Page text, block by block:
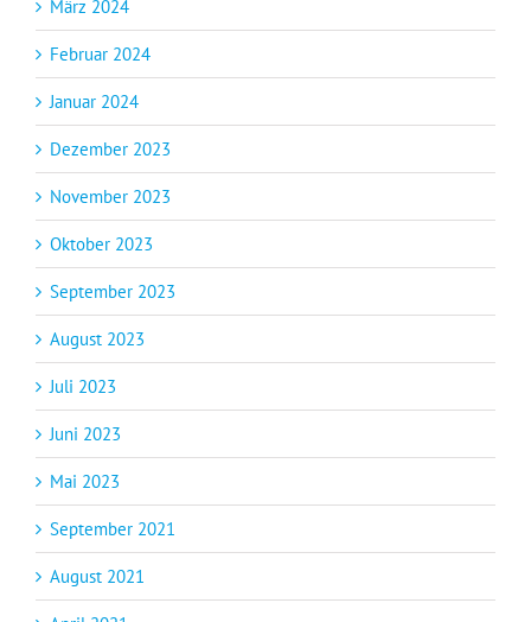
März 2024
Februar 2024
Januar 2024
Dezember 2023
November 2023
Oktober 2023
September 2023
August 2023
Juli 2023
Juni 2023
Mai 2023
September 2021
August 2021